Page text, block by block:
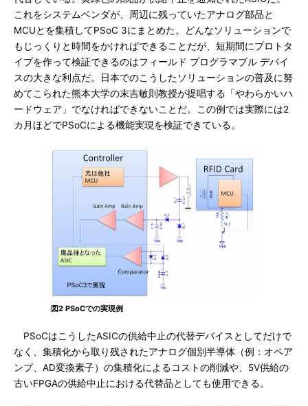
これをシステムベンダが、周辺に残っていたアナログ部品と
MCUとを集積してPSoC 3にまとめた。どんなソリューションで
もじっくりと時間をかければできることだが、短期間にプロトタ
イプを作って検証できるのはフィールド プログラマブル デバイ
スの大きな利点だ。日本でのこうしたソリューションの普及に努
めてこられた熊本大学の末吉敏則教授が提唱する「やわらかいハ
ードウェア」でなければできないことだ。この例では実際には2
カ月ほどでPSoCによる機能実現を検証できている。
図2 PSoCでの実現例
PSoCはこうしたASICの供給中止の代替デバイスとしてだけで
なく、集積化から取り残されたアナログ個別半導体（例：オペア
ンプ、AD変換素子）の集積化によるコストの削減や、5V供給の
古いFPGAの供給中止における代替品としても使用できる。